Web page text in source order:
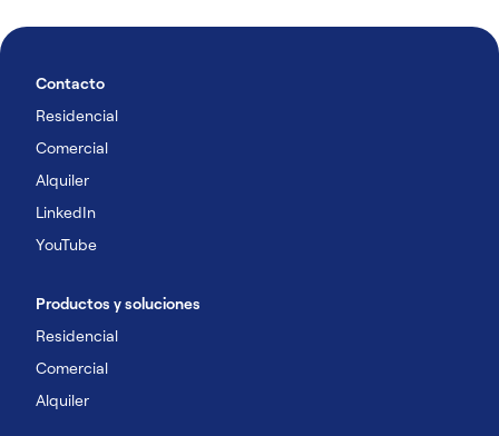
Contacto
Residencial
Comercial
Alquiler
LinkedIn
YouTube
Productos y soluciones
Residencial
Comercial
Alquiler